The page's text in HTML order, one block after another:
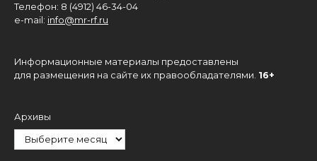
Телефон: 8 (4912) 46-34-04
e-mail: info@mr-rf.ru
Информационные материалы предоставлены
для размещения на сайте их правообладателями. 16+
Архивы